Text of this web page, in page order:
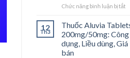
Chức năng bình luận bị tắtở
12
Th3
Thuốc Aluvia
200mg/50mg: Công
dụng, Liều dùng, Giá
bán